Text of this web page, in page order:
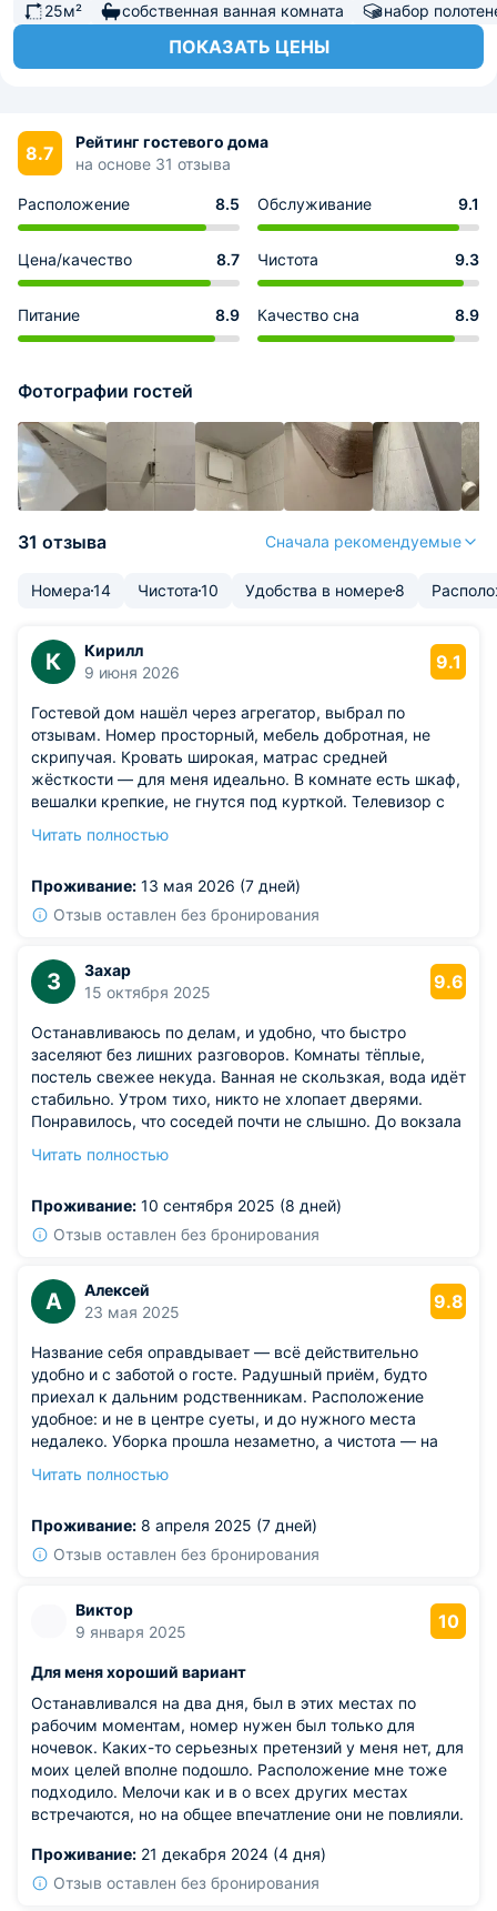
25м² собственная ванная комната набор
ПОКАЗАТЬ ЦЕНЫ
8.7
Рейтинг гостевого дома
на основе 31 отзыва
Расположение 8.5 Обслуживание 9.1
Цена/качество 8.7 Чистота 9.3
Питание 8.9 Качество сна 8.9
Фотографии гостей
31 отзыва Сначала рекомендуемые
Номера14 Чистота10 Удобства в номере8
К
Кирилл
9 июня 2026
9.1
Гостевой дом нашёл через агрегатор, выбрал по
отзывам. Номер просторный, мебель добротная, не
скрипучая. Кровать широкая, матрас средней
жёсткости — для меня идеально. В комнате есть шкаф,
вешалки крепкие, не гнутся под курткой. Телевизор с
было. Кондиционер работает тихо, охлаждает быстро: в
порядке, вода течёт ровно, без скачков давления.
Из недостатков: нет сейфа.
Читать полностью
Проживание: 13 мая 2026 (7 дней)
Отзыв оставлен без бронирования
З
Захар
15 октября 2025
9.6
Останавливаюсь по делам, и удобно, что быстро
заселяют без лишних разговоров. Комнаты тёплые,
постель свежее некуда. Ванная не скользкая, вода идёт
стабильно. Утром тихо, никто не хлопает дверями.
Понравилось, что соседей почти не слышно. До вокзала
Из недостатков: шторы пропускают больше света, чем
Читать полностью
Проживание: 10 сентября 2025 (8 дней)
Отзыв оставлен без бронирования
А
Алексей
23 мая 2025
9.8
Название себя оправдывает — всё действительно
удобно и с заботой о госте. Радушный приём, будто
приехал к дальним родственникам. Расположение
удобное: и не в центре суеты, и до нужного места
недалеко. Уборка прошла незаметно, а чистота — на
— создают уют. Никакого официоза, всё по-домашнему.
Из недостатков: табличку у входа не сразу заметил.
Читать полностью
Проживание: 8 апреля 2025 (7 дней)
Отзыв оставлен без бронирования
Виктор
9 января 2025
10
Для меня хороший вариант
Останавливался на два дня, был в этих местах по
рабочим моментам, номер нужен был только для
ночевок. Каких-то серьезных претензий у меня нет, для
моих целей вполне подошло. Расположение мне тоже
подходило. Мелочи как и в о всех других местах
встречаются, но на общее впечатление они не повлияли.
Проживание: 21 декабря 2024 (4 дня)
Отзыв оставлен без бронирования